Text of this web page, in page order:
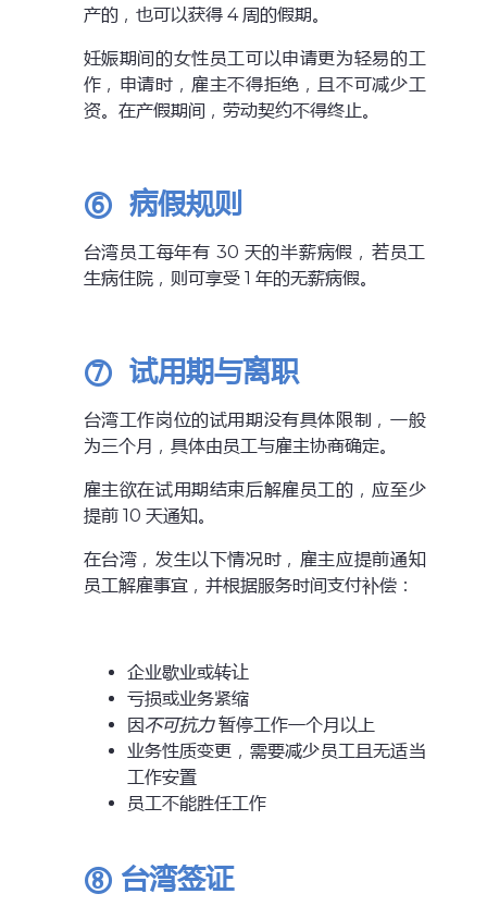
产的，也可以获得 4 周的假期。
妊娠期间的女性员工可以申请更为轻易的工
作，申请时，雇主不得拒绝，且不可减少工
资。在产假期间，劳动契约不得终止。
⑥ 病假规则
台湾员工每年有 30 天的半薪病假，若员工
生病住院，则可享受 1 年的无薪病假。
⑦ 试用期与离职
台湾工作岗位的试用期没有具体限制，一般
为三个月，具体由员工与雇主协商确定。
雇主欲在试用期结束后解雇员工的，应至少
提前 10 天通知。
在台湾，发生以下情况时，雇主应提前通知
员工解雇事宜，并根据服务时间支付补偿：
企业歇业或转让
亏损或业务紧缩
因不可抗力暂停工作一个月以上
业务性质变更，需要减少员工且无适当
工作安置
员工不能胜任工作
⑧ 台湾签证